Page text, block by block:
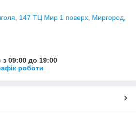
147 ТЦ Мир 1 поверх, Миргород,
09:00 до 19:00
роботи